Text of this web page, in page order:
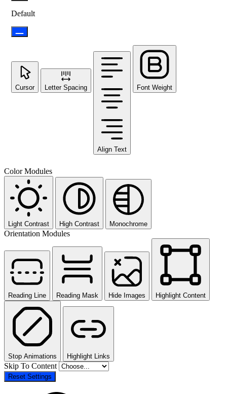
Default
Cursor Letter Spacing
Align Text
Font Weight
Color Modules
Light Contrast High Contrast Monochrome
Orientation Modules
Reading Line Reading Mask Hide Images Highlight Content
Stop Animations Highlight Links
Skip To Content
Reset Settings